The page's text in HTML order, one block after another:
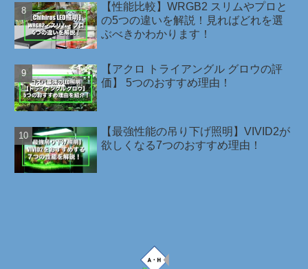
【性能比較】WRGB2 スリムやプロと
の5つの違いを解説！見ればどれを選
ぶべきかわかります！
【アクロ トライアングル グロウの評
価】 5つのおすすめ理由！
【最強性能の吊り下げ照明】VIVID2が
欲しくなる7つのおすすめ理由！